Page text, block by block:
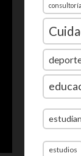
consultoría
estudios